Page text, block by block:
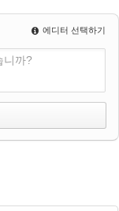
에디터 선택하기
니까?